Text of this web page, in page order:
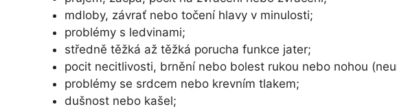
mdloby, závrať nebo točení hlavy v minulosti;
problémy s ledvinami;
středně těžká až těžká porucha funkce jater;
pocit necitlivosti, brnění nebo bolest rukou nebo nohou
problémy se srdcem nebo krevním tlakem;
dušnost nebo kašel;